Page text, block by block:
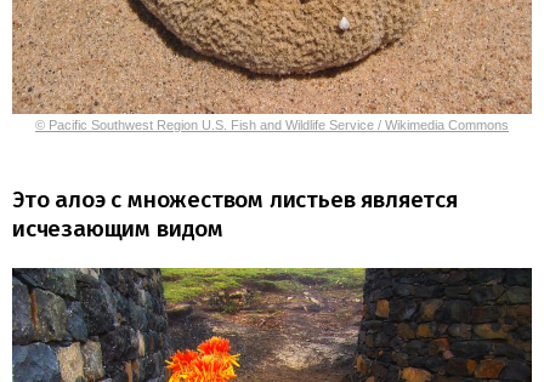
© Pacific Southwest Region U.S. Fish and Wildlife Service / Wikimedia Commons
Это алоэ с множеством листьев является
исчезающим видом